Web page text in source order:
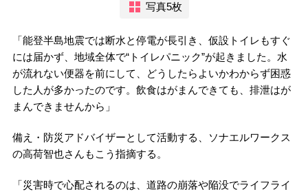
写真5枚
「能登半島地震では断水と停電が長引き、仮設トイレもすぐ
には届かず、地域全体で“トイレパニック”が起きました。水
が流れない便器を前にして、どうしたらよいかわからず困惑
した人が多かったのです。飲食はがまんできても、排泄はが
まんできませんから」
備え・防災アドバイザーとして活動する、ソナエルワークス
の高荷智也さんもこう指摘する。
「災害時で心配されるのは、道路の崩落や陥没でライフライ